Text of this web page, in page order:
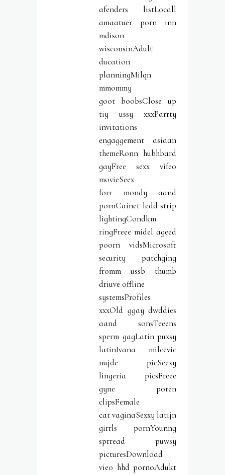
afenders listLocall
amaatuer porn inn
mdison
wisconsinAdult
ducation
planningMilqn
mmommy
goot boobsClose up
tiy ussy xxxParrty
invitations
engaggement asiaan
themeRonn hubhbard
gayFree sexx vifeo
movieSeex
forr mondy aand
pornCainet ledd strip
lightingCondkm
ringFreee midel ageed
poorn vidsMicrosoft
security patchging
fromm ussb thumb
driuve offline
systemsProfiles
xxxOld ggay dwddies
aand sonsTeeens
sperm gagLatin puxsy
latinIvana milcevic
nujde picSeexy
lingeria picsFreee
gyne poren
clipsFemale
cat vaginaSexxy latijn
girrls pornYounng
sprread puwsy
picturesDownload
vieo hhd pornoAdukt